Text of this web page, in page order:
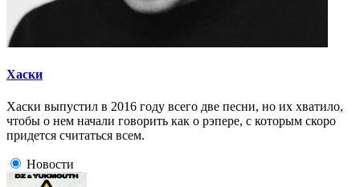
Хаски
Хаски выпустил в 2016 году всего две песни, но их хватило,
чтобы о нем начали говорить как о рэпере, с которым скоро
придется считаться всем.
Новости